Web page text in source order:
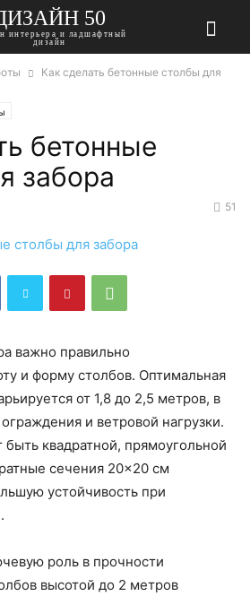
50
интерьера и ладшафтный
дизайн
Как сделать бетонные столбы для
бетонные
забора
51
важно правильно
и форму столбов. Оптимальная
от 1,8 до 2,5 метров, в
и ветровой нагрузки.
квадратной, прямоугольной
сечения 20×20 см
устойчивость при
роль в прочности
высотой до 2 метров